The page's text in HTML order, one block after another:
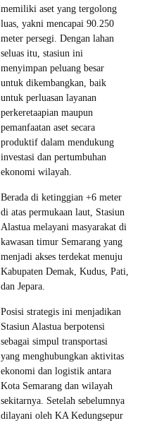
memiliki aset yang tergolong
luas, yakni mencapai 90.250
meter persegi. Dengan lahan
seluas itu, stasiun ini
menyimpan peluang besar
untuk dikembangkan, baik
untuk perluasan layanan
perkeretaapian maupun
pemanfaatan aset secara
produktif dalam mendukung
investasi dan pertumbuhan
ekonomi wilayah.
Berada di ketinggian +6 meter
di atas permukaan laut, Stasiun
Alastua melayani masyarakat di
kawasan timur Semarang yang
menjadi akses terdekat menuju
Kabupaten Demak, Kudus, Pati,
dan Jepara.
Posisi strategis ini menjadikan
Stasiun Alastua berpotensi
sebagai simpul transportasi
yang menghubungkan aktivitas
ekonomi dan logistik antara
Kota Semarang dan wilayah
sekitarnya. Setelah sebelumnya
dilayani oleh KA Kedungsepur